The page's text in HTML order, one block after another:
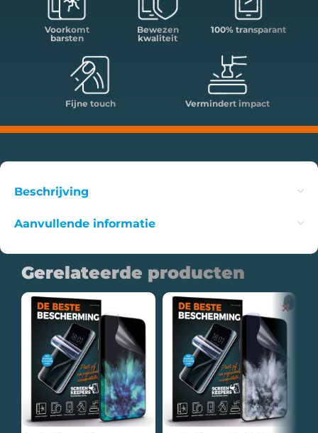
Voorkomt
barsten
Bewezen
kwaliteit
100% transparant
Fijne touch Vermindert impact
Beschrijving
Aanvullende informatie
Gerelateerde producten